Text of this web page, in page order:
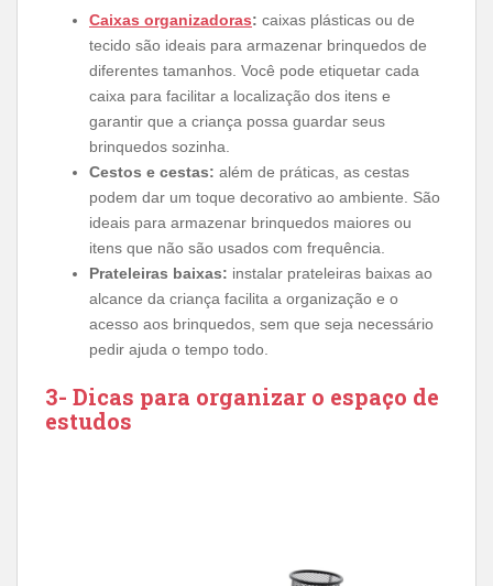
Caixas organizadoras: caixas plásticas ou de
tecido são ideais para armazenar brinquedos de
diferentes tamanhos. Você pode etiquetar cada
caixa para facilitar a localização dos itens e
garantir que a criança possa guardar seus
brinquedos sozinha.
Cestos e cestas: além de práticas, as cestas
podem dar um toque decorativo ao ambiente. São
ideais para armazenar brinquedos maiores ou
itens que não são usados com frequência.
Prateleiras baixas: instalar prateleiras baixas ao
alcance da criança facilita a organização e o
acesso aos brinquedos, sem que seja necessário
pedir ajuda o tempo todo.
3- Dicas para organizar o espaço de
estudos